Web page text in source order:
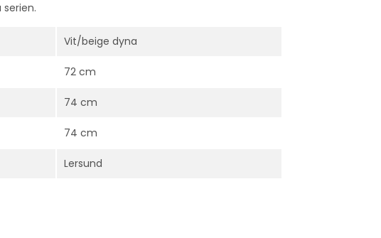
Vit/beige dyna
72 cm
74 cm
74 cm
Lersund